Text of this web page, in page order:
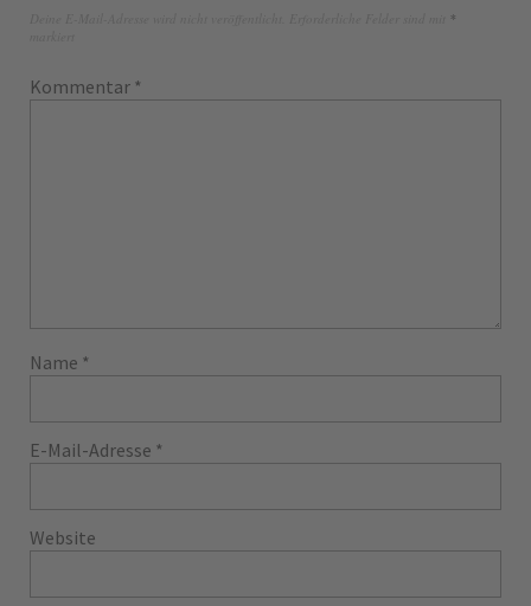
*
Kommentar *
Name *
E-Mail-Adresse *
Website